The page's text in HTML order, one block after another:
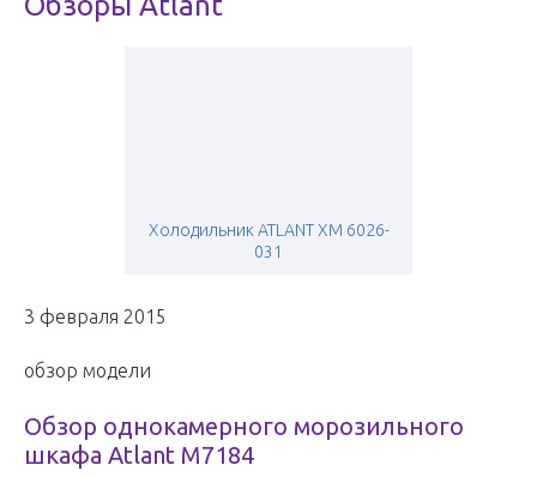
Холодильник ATLANT ХМ 6026-
031
3 февраля 2015
обзор модели
Обзор однокамерного морозильного
шкафа Atlant M7184